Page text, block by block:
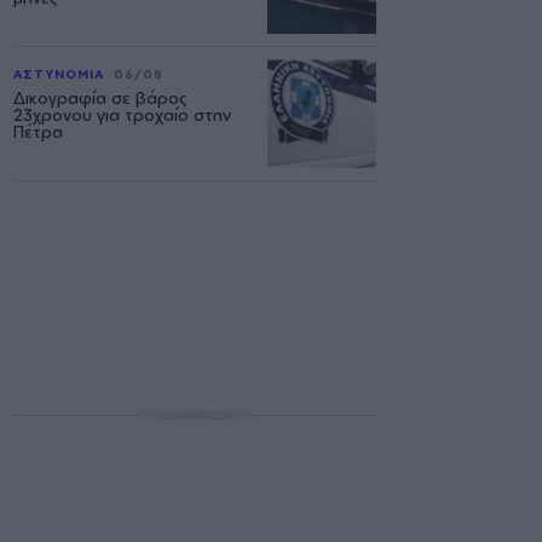
ΑΣΤΥΝΟΜΙΑ 06/08
Δικογραφία σε βάρος
23χρονου για τροχαίο στην
Πέτρα